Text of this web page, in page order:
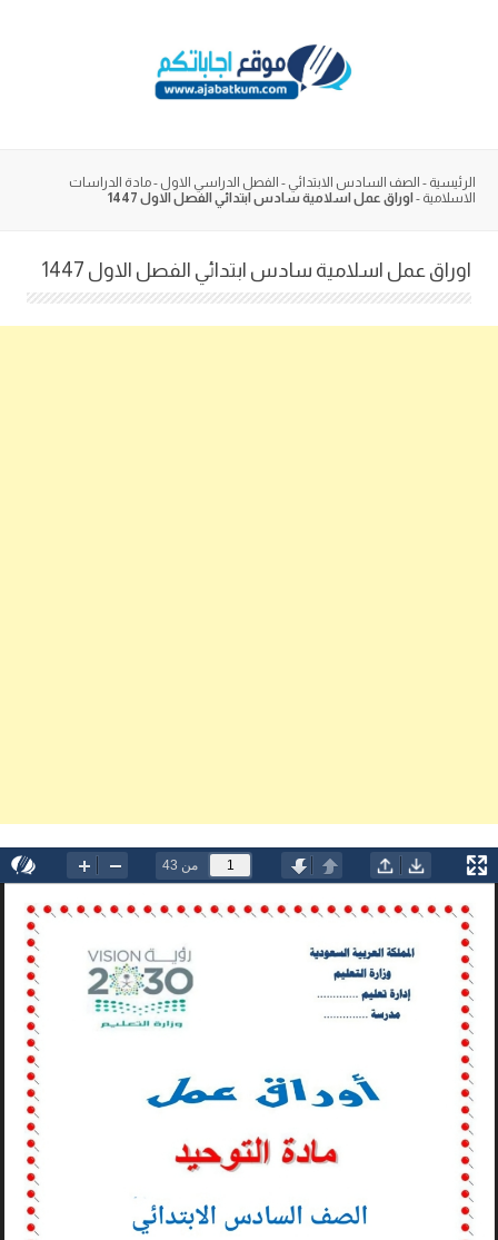
الرئيسية - الصف السادس الابتدائي - الفصل الدراسي الاول -مادة الدراسات
الاسلامية - اوراق عمل اسلامية سادس ابتدائي الفصل الاول 1447
اوراق عمل اسلامية سادس ابتدائي الفصل الاول 1447